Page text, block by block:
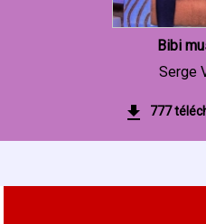
Bibi
Serge
777